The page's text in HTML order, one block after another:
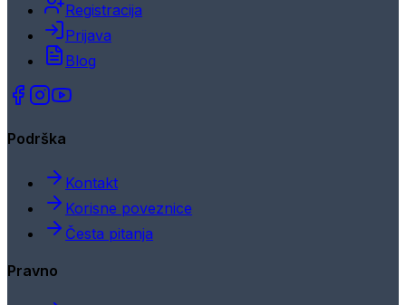
Registracija
Prijava
Blog
Podrška
Kontakt
Korisne poveznice
Česta pitanja
Pravno